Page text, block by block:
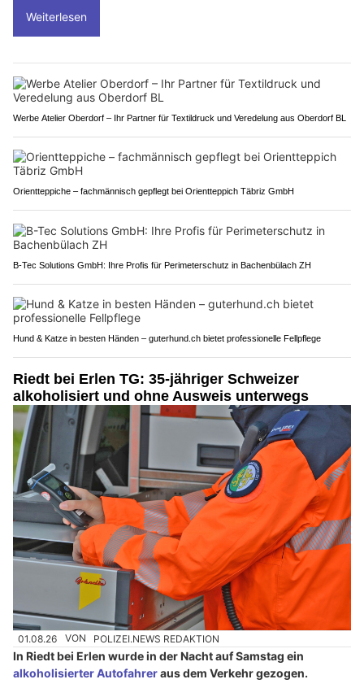
Weiterlesen
Werbe Atelier Oberdorf – Ihr Partner für Textildruck und Veredelung aus Oberdorf BL
Orientteppiche – fachmännisch gepflegt bei Orientteppich Täbriz GmbH
B-Tec Solutions GmbH: Ihre Profis für Perimeterschutz in Bachenbülach ZH
Hund & Katze in besten Händen – guterhund.ch bietet professionelle Fellpflege
Riedt bei Erlen TG: 35-jähriger Schweizer
alkoholisiert und ohne Ausweis unterwegs
01.08.26 VON POLIZEI.NEWS REDAKTION
In Riedt bei Erlen wurde in der Nacht auf Samstag ein
alkoholisierter Autofahreraus dem Verkehr gezogen.